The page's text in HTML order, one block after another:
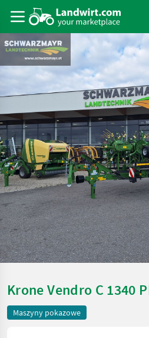
Krone Vendro C 1340
Maszyny pokazowe